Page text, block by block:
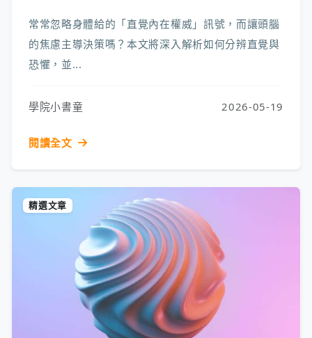
常常忽略身體給的「直覺內在權威」訊號，而讓頭腦
的焦慮主導決策嗎？本文將深入解析如何分辨直覺與
恐懼，並...
學院小書童 2026-05-19
閱讀全文
精選文章